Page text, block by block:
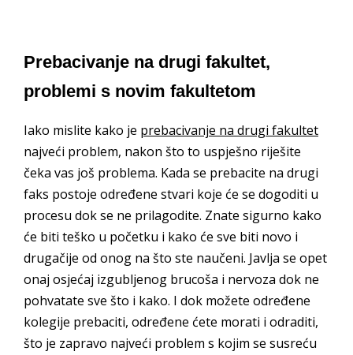
Prebacivanje na drugi fakultet,
problemi s novim fakultetom
Iako mislite kako je prebacivanje na drugi fakultet
najveći problem, nakon što to uspješno riješite
čeka vas još problema. Kada se prebacite na drugi
faks postoje određene stvari koje će se dogoditi u
procesu dok se ne prilagodite. Znate sigurno kako
će biti teško u početku i kako će sve biti novo i
drugačije od onog na što ste naučeni. Javlja se opet
onaj osjećaj izgubljenog brucoša i nervoza dok ne
pohvatate sve što i kako. I dok možete određene
kolegije prebaciti, određene ćete morati i odraditi,
što je zapravo najveći problem s kojim se susreću